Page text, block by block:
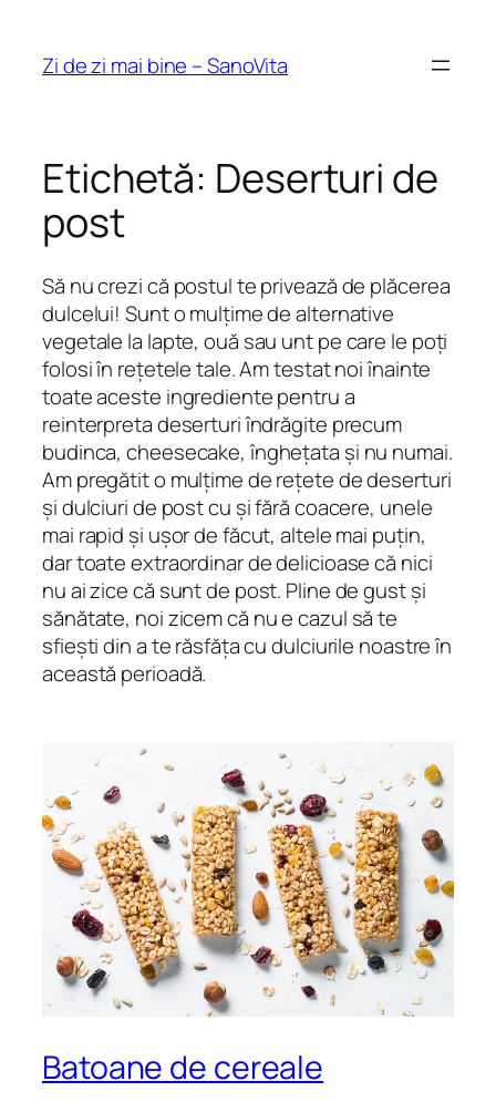
conținut
Zi de zi mai bine – SanoVita
Etichetă: Deserturi de
post
Să nu crezi că postul te privează de plăcerea
dulcelui! Sunt o mulțime de alternative
vegetale la lapte, ouă sau unt pe care le poți
folosi în rețetele tale. Am testat noi înainte
toate aceste ingrediente pentru a
reinterpreta deserturi îndrăgite precum
budinca, cheesecake, înghețata și nu numai.
Am pregătit o mulțime de rețete de deserturi
și dulciuri de post cu și fără coacere, unele
mai rapid și ușor de făcut, altele mai puțin,
dar toate extraordinar de delicioase că nici
nu ai zice că sunt de post. Pline de gust și
sănătate, noi zicem că nu e cazul să te
sfiești din a te răsfăța cu dulciurile noastre în
această perioadă.
Batoane de cereale